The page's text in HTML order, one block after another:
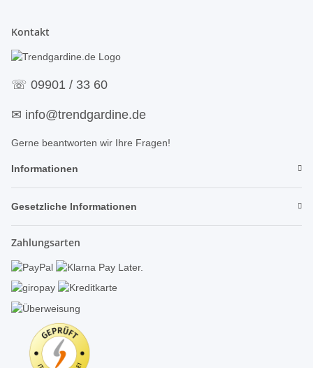
Kontakt
☏ 09901 / 33 60
✉ info@trendgardine.de
Gerne beantworten wir Ihre Fragen!
Informationen
Gesetzliche Informationen
Zahlungsarten